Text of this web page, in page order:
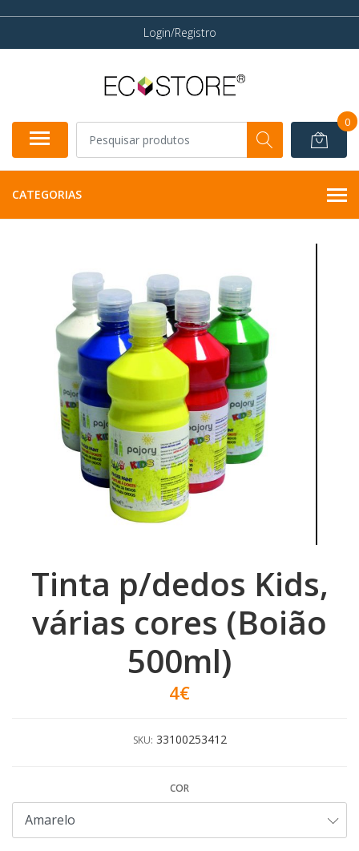
Login/Registro
0
CATEGORIAS
Tinta p/dedos Kids,
várias cores (Boião
500ml)
4€
SKU: 33100253412
COR